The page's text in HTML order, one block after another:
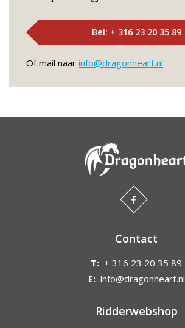
Bel: + 316 23 20 35 89
Of mail naar info@dragonheart.nl
Contact
T: + 316 23 20 35 89
E: info@dragonheart.nl
Ridderwebshop